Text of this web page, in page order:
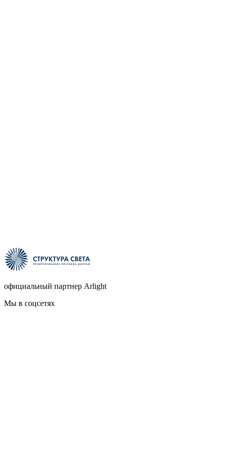
официальный партнер Arlight
Мы в соцсетях